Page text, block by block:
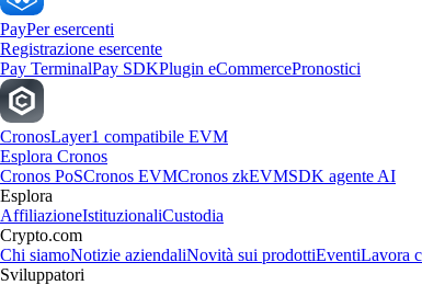
PayPer esercenti
Registrazione esercente
Pay TerminalPay SDKPlugin eCommercePronostici
CronosLayer1 compatibile EVM
Esplora Cronos
Cronos PoSCronos EVMCronos zkEVMSDK agente AI
Esplora
AffiliazioneIstituzionaliCustodia
Crypto.com
Chi siamoNotizie aziendaliNovità sui prodottiEventiLavora
Sviluppatori